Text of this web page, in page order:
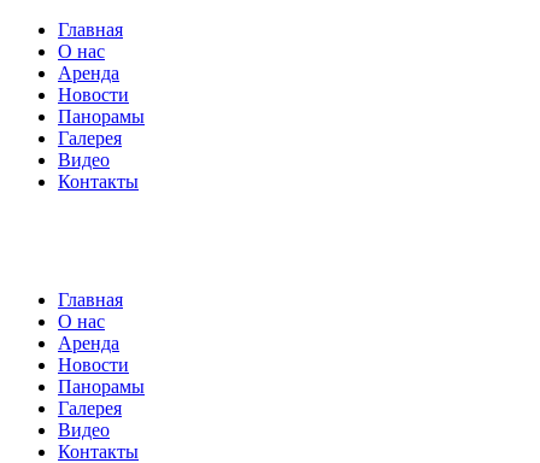
Главная
О нас
Аренда
Новости
Панорамы
Галерея
Видео
Контакты
Главная
О нас
Аренда
Новости
Панорамы
Галерея
Видео
Контакты